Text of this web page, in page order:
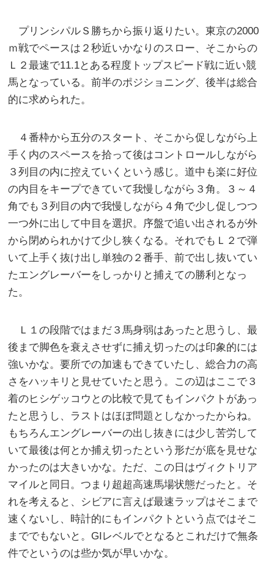
プリンシパルＳ勝ちから振り返りたい。東京の2000
ｍ戦でペースは２秒近いかなりのスロー、そこからの
Ｌ２最速で11.1とある程度トップスピード戦に近い競
馬となっている。前半のポジショニング、後半は総合
的に求められた。
４番枠から五分のスタート、そこから促しながら上
手く内のスペースを拾って後はコントロールしながら
３列目の内に控えていくという感じ。道中も楽に好位
の内目をキープできていて我慢しながら３角。３～４
角でも３列目の内で我慢しながら４角で少し促しつつ
一つ外に出して中目を選択。序盤で追い出されるが外
から閉められかけて少し狭くなる。それでもＬ２で弾
いて上手く抜け出し単独の２番手、前で出し抜いてい
たエングレーバーをしっかりと捕えての勝利となっ
た。
Ｌ１の段階ではまだ３馬身弱はあったと思うし、最
後まで脚色を衰えさせずに捕え切ったのは印象的には
強いかな。要所での加速もできていたし、総合力の高
さをハッキリと見せていたと思う。この辺はここで３
着のヒシゲッコウとの比較で見てもインパクトがあっ
たと思うし、ラストはほぼ問題としなかったからね。
もちろんエングレーバーの出し抜きには少し苦労して
いて最後は何とか捕え切ったという形だが底を見せな
かったのは大きいかな。ただ、この日はヴィクトリア
マイルと同日。つまり超超高速馬場状態だったと。そ
れを考えると、シビアに言えば最速ラップはそこまで
速くないし、時計的にもインパクトという点ではそこ
まででもないと。GIレベルでとなるとこれだけで無条
件でというのは些か気が早いかな。